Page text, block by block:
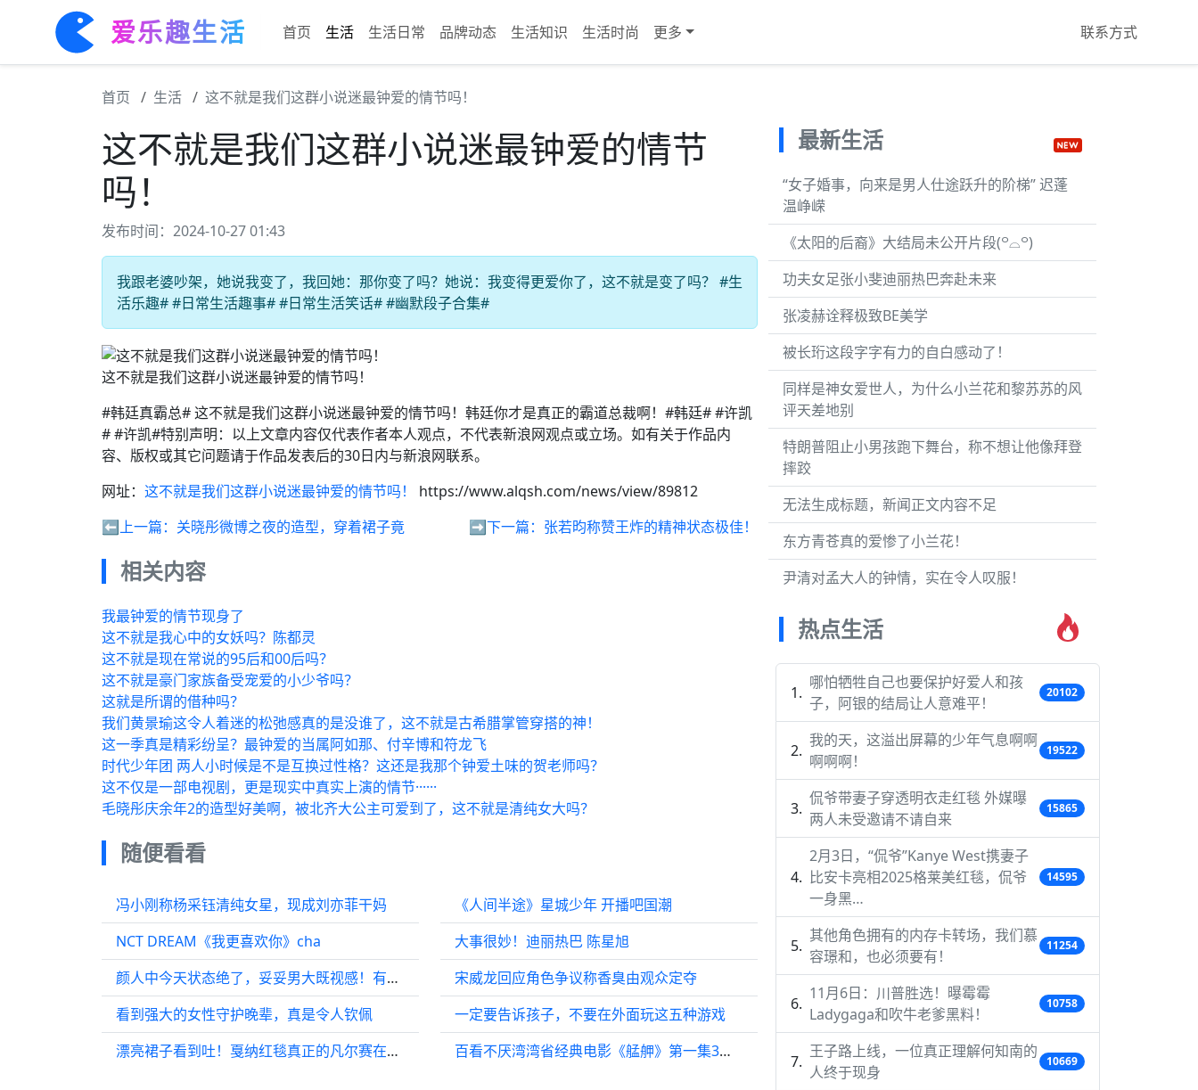
爱乐趣生活 首页 生活 生活日常 品牌动态 生活知识 生活时尚 更多 联系方式
首页 生活 这不就是我们这群小说迷最钟爱的情节吗！
这不就是我们这群小说迷最钟爱的情节
吗！
发布时间：2024-10-27 01:43
我跟老婆吵架，她说我变了，我回她：那你变了吗？她说：我变得更爱你了，这不就是变了吗？ #生
活乐趣# #日常生活趣事# #日常生活笑话# #幽默段子合集#
这不就是我们这群小说迷最钟爱的情节吗！
#韩廷真霸总# 这不就是我们这群小说迷最钟爱的情节吗！韩廷你才是真正的霸道总裁啊！#韩廷# #许凯
# #许凯#特别声明：以上文章内容仅代表作者本人观点，不代表新浪网观点或立场。如有关于作品内
容、版权或其它问题请于作品发表后的30日内与新浪网联系。
网址： 这不就是我们这群小说迷最钟爱的情节吗！
https://www.alqsh.com/news/view/89812
⬅️上一篇： 关晓彤微博之夜的造型，穿着裙子竟 ➡️下一篇： 张若昀称赞王炸的精神状态极佳！
相关内容
我最钟爱的情节现身了
这不就是我心中的女妖吗？陈都灵
这不就是现在常说的95后和00后吗？
这不就是豪门家族备受宠爱的小少爷吗？
这就是所谓的借种吗？
我们黄景瑜这令人着迷的松弛感真的是没谁了，这不就是古希腊掌管穿搭的神！
这一季真是精彩纷呈？最钟爱的当属阿如那、付辛博和符龙飞
时代少年团 两人小时候是不是互换过性格？这还是我那个钟爱土味的贺老师吗？
这不仅是一部电视剧，更是现实中真实上演的情节······
毛晓彤庆余年2的造型好美啊，被北齐大公主可爱到了，这不就是清纯女大吗？
随便看看
冯小刚称杨采钰清纯女星，现成刘亦菲干妈
NCT DREAM《我更喜欢你》cha
颜人中今天状态绝了，妥妥男大既视感！有点帅噢
看到强大的女性守护晚辈，真是令人钦佩
漂亮裙子看到吐！戛纳红毯真正的凡尔赛在这 这几天大家看礼服都看够了嘛！
《人间半途》星城少年 开播吧国潮
大事很妙！迪丽热巴 陈星旭
宋威龙回应角色争议称香臭由观众定夺
一定要告诉孩子，不要在外面玩这五种游戏
百看不厌湾湾省经典电影《艋舺》第一集3分钟
最新生活
“女子婚事，向来是男人仕途跃升的阶梯” 迟蓬
温峥嵘
《太阳的后裔》大结局未公开片段(꒪⌓꒪)
功夫女足张小斐迪丽热巴奔赴未来
张凌赫诠释极致BE美学
被长珩这段字字有力的自白感动了！
同样是神女爱世人，为什么小兰花和黎苏苏的风
评天差地别
特朗普阻止小男孩跑下舞台，称不想让他像拜登
摔跤
无法生成标题，新闻正文内容不足
东方青苍真的爱惨了小兰花！
尹清对孟大人的钟情，实在令人叹服！
热点生活
哪怕牺牲自己也要保护好爱人和孩
子，阿银的结局让人意难平！
20102
我的天，这溢出屏幕的少年气息啊啊
啊啊啊！
19522
侃爷带妻子穿透明衣走红毯 外媒曝
两人未受邀请不请自来
15865
2月3日，“侃爷”Kanye West携妻子
比安卡亮相2025格莱美红毯，侃爷
一身黑…
14595
其他角色拥有的内存卡转场，我们慕
容璟和，也必须要有！
11254
11月6日：川普胜选！曝霉霉
Ladygaga和吹牛老爹黑料！
10758
王子路上线，一位真正理解何知南的
人终于现身
10669